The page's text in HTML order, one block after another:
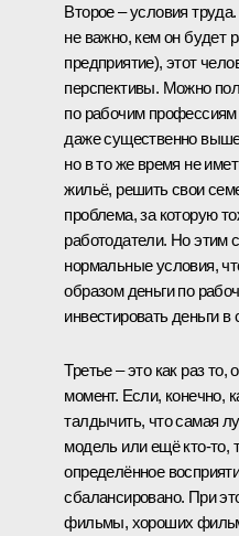
Второе – условия труда.
не важно, кем он будет
предприятие), этот
перспективы. Можно
по рабочим
даже существенно
но в то же время не
жильё, решить свои
проблема, за которую
работодатели. Но этим
нормальные условия,
образом деньги по
инвестировать деньги
Третье – это как раз то,
момент. Если, конечно,
талдычить, что самая
модель или ещё кто‑то,
определённое
сбалансировано. При
фильмы, хороших